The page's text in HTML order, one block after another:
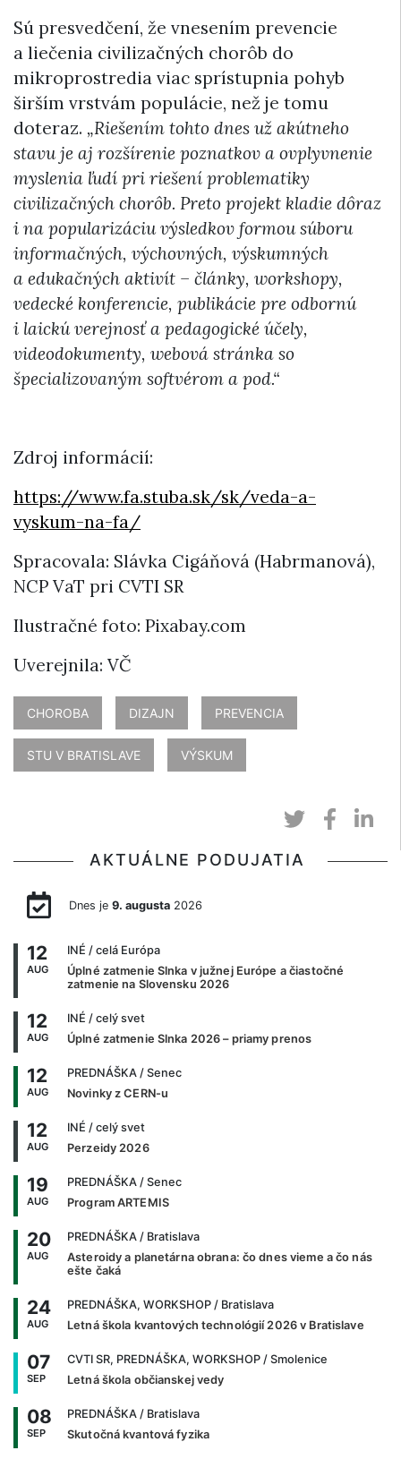
Sú presvedčení, že vnesením prevencie
a liečenia civilizačných chorôb do
mikroprostredia viac sprístupnia pohyb
širším vrstvám populácie, než je tomu
doteraz. „Riešením tohto dnes už akútneho
stavu je aj rozšírenie poznatkov a ovplyvnenie
myslenia ľudí pri riešení problematiky
civilizačných chorôb. Preto projekt kladie dôraz
i na popularizáciu výsledkov formou súboru
informačných, výchovných, výskumných
a edukačných aktivít – články, workshopy,
vedecké konferencie, publikácie pre odbornú
i laickú verejnosť a pedagogické účely,
videodokumenty, webová stránka so
špecializovaným softvérom a pod.“
Zdroj informácií:
https://www.fa.stuba.sk/sk/veda-a-
vyskum-na-fa/
Spracovala: Slávka Cigáňová (Habrmanová),
NCP VaT pri CVTI SR
Ilustračné foto: Pixabay.com
Uverejnila: VČ
CHOROBA DIZAJN PREVENCIA
STU V BRATISLAVE VÝSKUM
AKTUÁLNE PODUJATIA
Dnes je 9. augusta2026
12
AUG
INÉ / celá Európa
Úplné zatmenie Slnka v južnej Európe a čiastočné
zatmenie na Slovensku 2026
12
AUG
INÉ / celý svet
Úplné zatmenie Slnka 2026 – priamy prenos
12
AUG
PREDNÁŠKA / Senec
Novinky z CERN-u
12
AUG
INÉ / celý svet
Perzeidy 2026
19
AUG
PREDNÁŠKA / Senec
Program ARTEMIS
20
AUG
PREDNÁŠKA / Bratislava
Asteroidy a planetárna obrana: čo dnes vieme a čo nás
ešte čaká
24
AUG
PREDNÁŠKA, WORKSHOP / Bratislava
Letná škola kvantových technológií 2026 v Bratislave
07
SEP
CVTI SR, PREDNÁŠKA, WORKSHOP / Smolenice
Letná škola občianskej vedy
08
SEP
PREDNÁŠKA / Bratislava
Skutočná kvantová fyzika